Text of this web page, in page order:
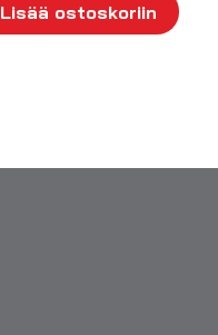
Lisää ostoskoriin